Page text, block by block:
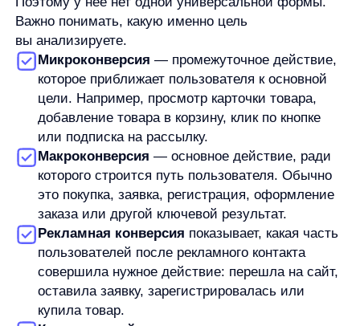
показатель для конкретной задачи.
Конверсия, клик, заявка
и продажа — это одно и то же?
Нет. Клик, заявка и продажа могут быть целевыми
действиями, но сами по себе они не равны
конверсии.
Конверсия— это отношение действия к общему
числу пользователей, визитов, лидов или
взаимодействий.
заявка — это действие. Конверсия
в заявку— это процент пользователей, которые
оставили заявку из общего числа выбранной
аудитории.
То же самое с покупкой. Покупка— это результат.
Конверсия в покупку— это доля пользователей,
которые дошли до покупки.